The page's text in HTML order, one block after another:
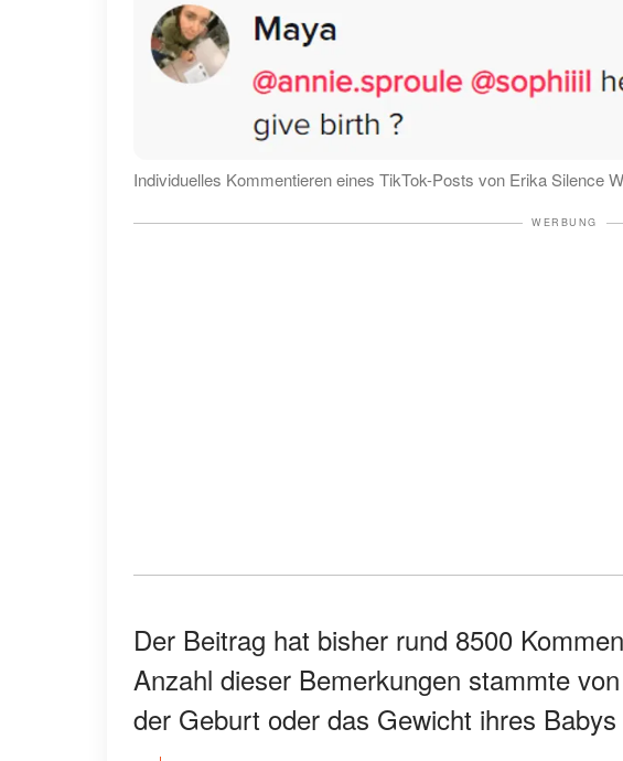
Individuelles Kommentieren eines TikTok-Posts von Erika Silence
WERBUNG
Der Beitrag hat bisher rund 8500
Anzahl dieser Bemerkungen stammte
der Geburt oder das Gewicht ihres